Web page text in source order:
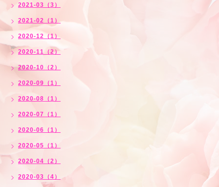
2021-03（3）
2021-02（1）
2020-12（1）
2020-11（2）
2020-10（2）
2020-09（1）
2020-08（1）
2020-07（1）
2020-06（1）
2020-05（1）
2020-04（2）
2020-03（4）